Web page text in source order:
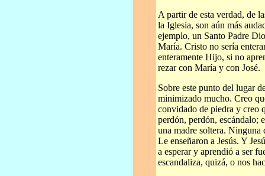
A partir de esta verdad, de
la Iglesia, son aún más
ejemplo, un Santo Padre
María. Cristo no sería
enteramente Hijo, si no
rezar con María y con José.
Sobre este punto del lugar
minimizado mucho. Creo
convidado de piedra y creo
perdón, perdón, escándalo;
una madre soltera. Ninguna
Le enseñaron a Jesús. Y
a esperar y aprendió a ser
escandaliza, quizá, o nos